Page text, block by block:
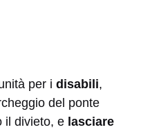
per i disabili,
del ponte
il divieto, e lasciare